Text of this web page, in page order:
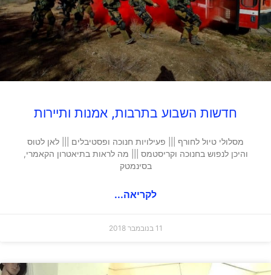
חדשות השבוע בתרבות, אמנות ותיירות
מסלולי טיול לחורף ||| פעילויות חנוכה ופסטיבלים ||| לאן לטוס
והיכן לנפוש בחנוכה וקריסטמס ||| מה לראות בתיאטרון הקאמרי,
בסינמטק
לקריאה...
11 בנובמבר 2018